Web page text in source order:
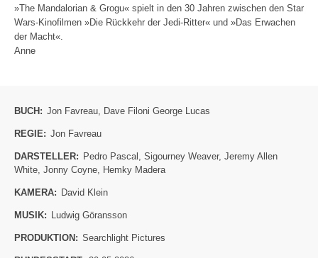
»The Mandalorian & Grogu« spielt in den 30 Jahren zwischen den Star
Wars-Kinofilmen »Die Rückkehr der Jedi-Ritter« und »Das Erwachen
der Macht«.
Anne
BUCH: Jon Favreau Dave Filoni George Lucas
REGIE: Jon Favreau
DARSTELLER: Pedro Pascal Sigourney Weaver, Jeremy Allen
White Jonny Coyne Hemky Madera
KAMERA: David Klein
MUSIK: Ludwig Göransson
PRODUKTION: Searchlight Pictures